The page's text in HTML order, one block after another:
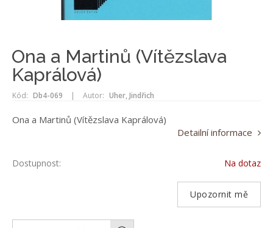
Ona a Martinů (Vítězslava
Kaprálová)
Kód: Db4-069 | Autor: Uher, Jindřich
Ona a Martinů (Vítězslava Kaprálová)
Detailní informace
Dostupnost: Na dotaz
Upozornit mě